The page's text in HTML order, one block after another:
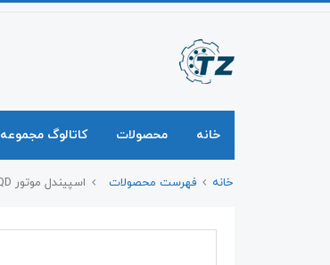
خانه محصولات کاتالوگ مجموعه
خانه فهرست محصولات اسپیندل موتور HQD سری GDF